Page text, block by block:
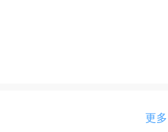
更多